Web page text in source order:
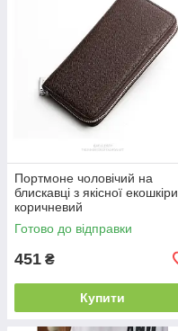
Портмоне чоловічий на
блискавці з якісної екошкіри
коричневий
Готово до відправки
451 ₴
Купити